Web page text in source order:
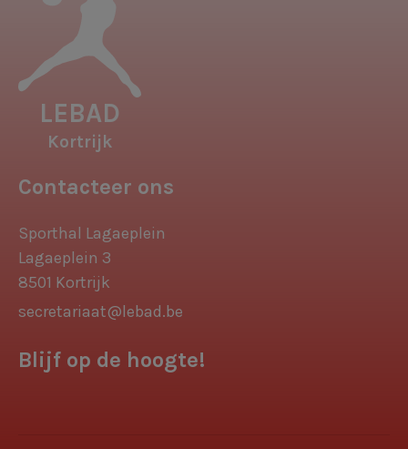
LEBAD
Kortrijk
Contacteer ons
Sporthal Lagaeplein
Lagaeplein 3
8501 Kortrijk
secretariaat@lebad.be
Blijf op de hoogte!